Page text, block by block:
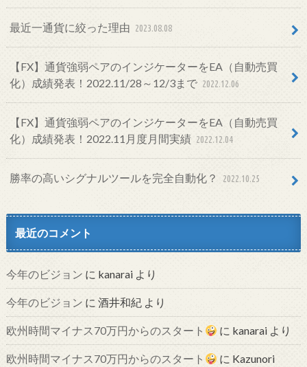
最近一通貨に絞った理由 2023.08.08
【FX】通貨強弱ペアのインジケーターをEA（自動売買
化）成績発表！2022.11/28～12/3まで 2022.12.06
【FX】通貨強弱ペアのインジケーターをEA（自動売買
化）成績発表！2022.11月度月間実績 2022.12.04
勝率の高いシグナルツールを完全自動化？ 2022.10.25
最近のコメント
今年のビジョン に kanaraiより
今年のビジョン に 酒井和紀より
欧州時間マイナス70万円からのスタート に kanarai より
欧州時間マイナス70万円からのスタート に Kazunori